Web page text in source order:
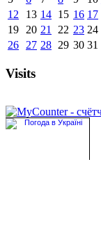
12
13 14 15 16 17
19
20 21 22 23 24
26
27 28 29 30 31
Visits